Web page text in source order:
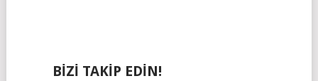
BIZI TAKIP EDIN!